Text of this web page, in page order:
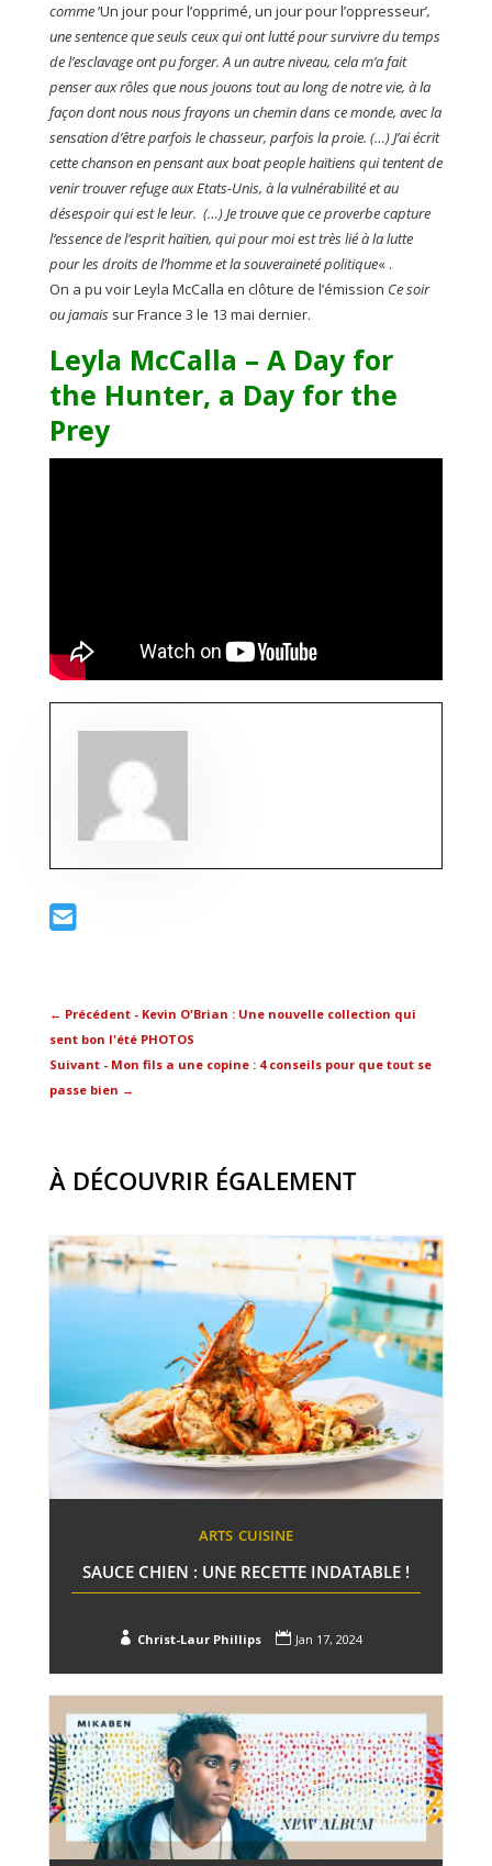
comme‘Un jour pour l’opprimé, un jour pour l’oppresseur’,
une sentence que seuls ceux qui ont lutté pour survivre du temps
de l’esclavage ont pu forger. A un autre niveau, cela m’a fait
penser aux rôles que nous jouons tout au long de notre vie, à la
façon dont nous nous frayons un chemin dans ce monde, avec la
sensation d’être parfois le chasseur, parfois la proie. (…) J’ai écrit
cette chanson en pensant aux boat people haïtiens qui tentent de
venir trouver refuge aux Etats-Unis, à la vulnérabilité et au
désespoir qui est le leur. (…) Je trouve que ce proverbe capture
l’essence de l’esprit haïtien, qui pour moi est très lié à la lutte
pour les droits de l’homme et la souveraineté politique« .
On a pu voir Leyla McCalla en clôture de l’émission Ce soir
ou jamaissur France 3 le 13 mai dernier.
Leyla McCalla – A Day for
the Hunter, a Day for the
Prey
← Précédent - Kevin O'Brian : Une nouvelle collection qui
sent bon l'été PHOTOS
Suivant - Mon fils a une copine : 4 conseils pour que tout se
passe bien →
À DÉCOUVRIR ÉGALEMENT
ARTS CUISINE
SAUCE CHIEN : UNE RECETTE INDATABLE !
 Christ-Laur Phillips  Jan 17, 2024